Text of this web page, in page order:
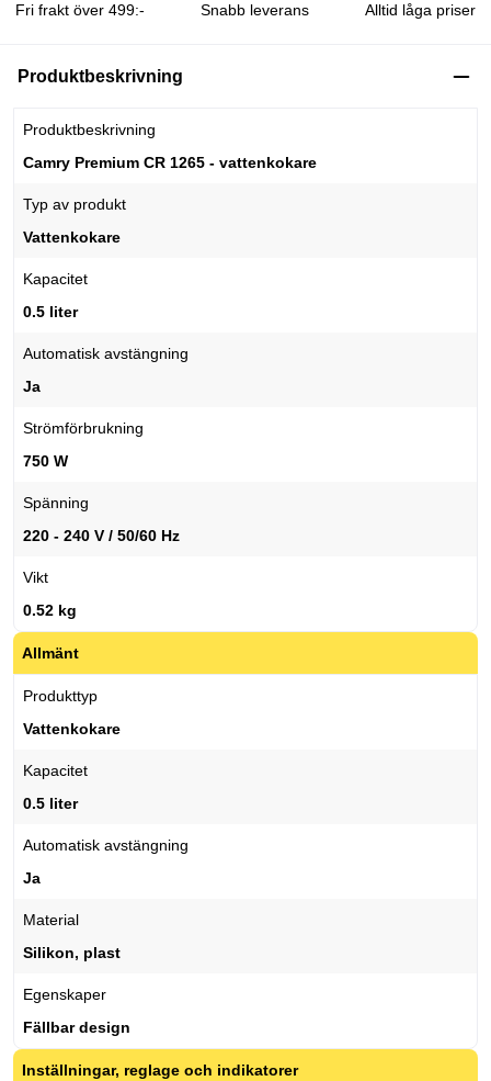
Fri frakt över 499:- Snabb leverans Alltid låga priser
Produktbeskrivning
Produktbeskrivning
Camry Premium CR 1265 - vattenkokare
Typ av produkt
Vattenkokare
Kapacitet
0.5 liter
Automatisk avstängning
Ja
Strömförbrukning
750 W
Spänning
220 - 240 V / 50/60 Hz
Vikt
0.52 kg
Allmänt
Produkttyp
Vattenkokare
Kapacitet
0.5 liter
Automatisk avstängning
Ja
Material
Silikon, plast
Egenskaper
Fällbar design
Inställningar, reglage och indikatorer